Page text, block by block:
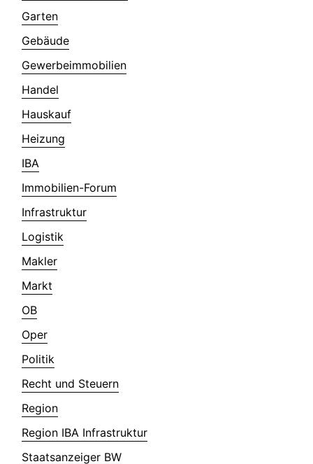
Garten
Gebäude
Gewerbeimmobilien
Handel
Hauskauf
Heizung
IBA
Immobilien-Forum
Infrastruktur
Logistik
Makler
Markt
OB
Oper
Politik
Recht und Steuern
Region
Region IBA Infrastruktur
Staatsanzeiger BW